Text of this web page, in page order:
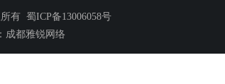
有 蜀ICP备13006058号
成都雅锐网络